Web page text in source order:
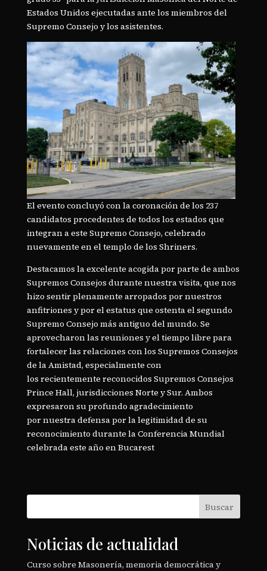
Estados Unidos ejecutadas ante los miembros del
Supremo Consejo y los asistentes.
El evento concluyó con la coronación de los 237
candidatos procedentes de todos los estados que
integran a este Supremo Consejo, celebrado
nuevamente en el templo de los Shriners.
Destacamos la excelente acogida por parte de ambos
Supremos Consejos durante nuestra visita, que nos
hizo sentir plenamente arropados por nuestros
anfitriones y por el estatus que ostenta el segundo
Supremo Consejo más antiguo del mundo. Se
aprovecharon las reuniones y el tiempo libre para
fortalecer las relaciones con los Supremos Consejos
de la Amistad, especialmente con
los recientemente reconocidos Supremos Consejos
Prince Hall, jurisdicciones Norte y Sur. Ambos
expresaron su profundo agradecimiento
por nuestra defensa por la legitimidad de su
reconocimiento durante la Conferencia Mundial
celebrada este año en Bucarest
Buscar
Noticias de actualidad
Curso sobre Masonería, memoria democrática y